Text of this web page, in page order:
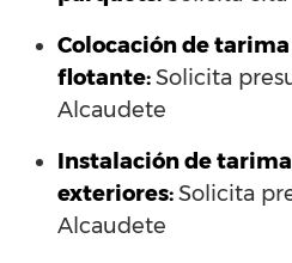
Colocación de
flotante:Solicita
Alcaudete
Instalación de
exteriores:Solicita
Alcaudete